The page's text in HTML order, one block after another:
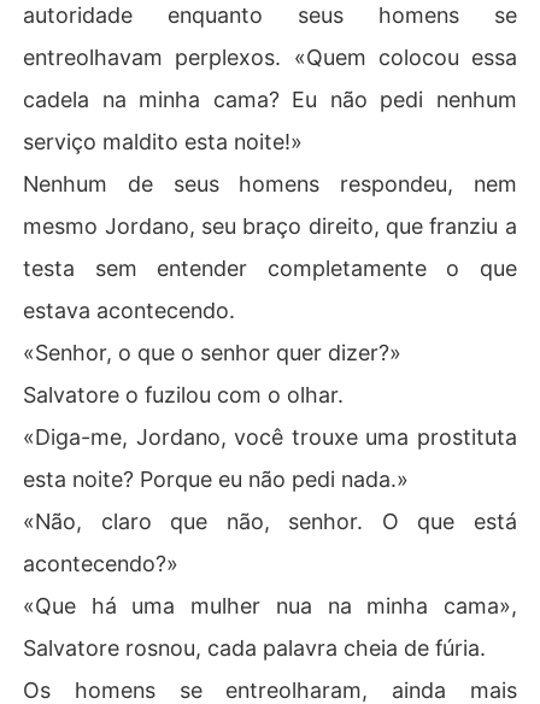
autoridade enquanto seus homens se
entreolhavam perplexos. «Quem colocou essa
cadela na minha cama? Eu não pedi nenhum
serviço maldito esta noite!»
Nenhum de seus homens respondeu, nem
mesmo Jordano, seu braço direito, que franziu a
testa sem entender completamente o que
estava acontecendo.
«Senhor, o que o senhor quer dizer?»
Salvatore o fuzilou com o olhar.
«Diga-me, Jordano, você trouxe uma prostituta
esta noite? Porque eu não pedi nada.»
«Não, claro que não, senhor. O que está
acontecendo?»
«Que há uma mulher nua na minha cama»,
Salvatore rosnou, cada palavra cheia de fúria.
Os homens se entreolharam, ainda mais